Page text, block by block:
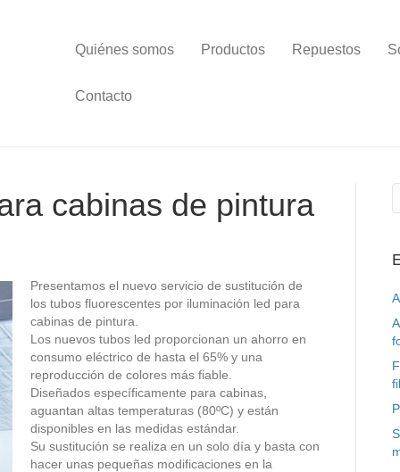
Quiénes somos Productos Repuestos
Contacto
cabinas de pintura
Presentamos el nuevo servicio de sustitución de
los tubos fluorescentes por iluminación led para
cabinas de pintura.
Los nuevos tubos led proporcionan un ahorro en
consumo eléctrico de hasta el 65% y una
reproducción de colores más fiable.
Diseñados específicamente para cabinas,
aguantan altas temperaturas (80ºC) y están
disponibles en las medidas estándar.
Su sustitución se realiza en un solo día y basta con
hacer unas pequeñas modificaciones en la